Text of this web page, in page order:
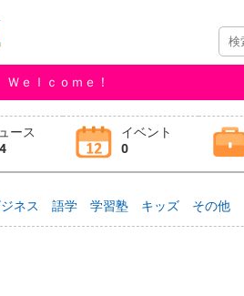
Ｗｅｌｃｏｍｅ！
ース
イベント
0
ネス 語学 学習塾 キッズ その他